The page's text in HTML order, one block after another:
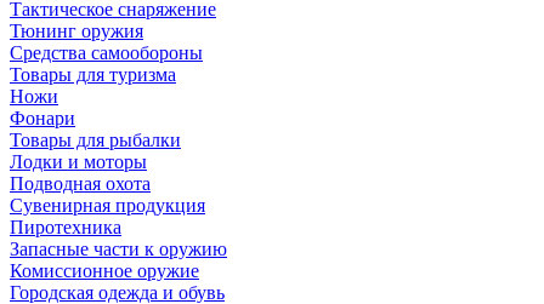
Тактическое снаряжение
Тюнинг оружия
Средства самообороны
Товары для туризма
Ножи
Фонари
Товары для рыбалки
Лодки и моторы
Подводная охота
Сувенирная продукция
Пиротехника
Запасные части к оружию
Комиссионное оружие
Городская одежда и обувь